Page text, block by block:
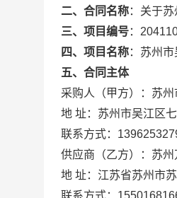
二、合同名称： 关于
三、项目编号：
四、项目名称： 苏州市
五、合同主体
采购人（甲方）： 苏
地 址： 苏州市吴江区
联系方式：
供应商（乙方）： 苏州
地 址： 江苏省苏州市
联系方式：